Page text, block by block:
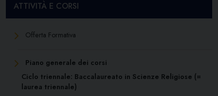
ATTIVITÀ E CORSI
Offerta Formativa
Piano generale dei corsi
Ciclo triennale: Baccalaureato in Scienze Religiose (=
laurea triennale)